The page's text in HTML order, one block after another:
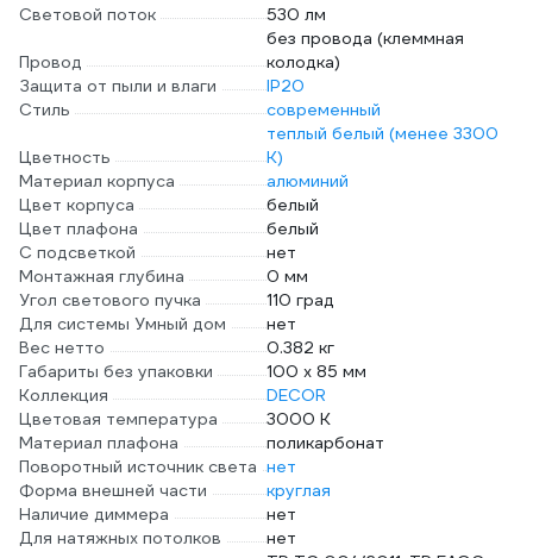
Световой поток
530 лм
Провод
без провода (клеммная
колодка)
Защита от пыли и влаги
IP20
Стиль
современный
Цветность
теплый белый (менее 3300
К)
Материал корпуса
алюминий
Цвет корпуса
белый
Цвет плафона
белый
С подсветкой
нет
Монтажная глубина
0 мм
Угол светового пучка
110 град
Для системы Умный дом
нет
Вес нетто
0.382 кг
Габариты без упаковки
100 х 85 мм
Коллекция
DECOR
Цветовая температура
3000 К
Материал плафона
поликарбонат
Поворотный источник света нет
Форма внешней части
круглая
Наличие диммера
нет
Для натяжных потолков
нет